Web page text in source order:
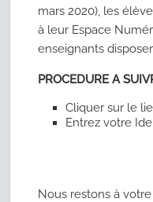
mars 2020), les
à leur Espace
enseignants
PROCEDURE A
Cliquer sur le
Entrez votre
Nous restons à